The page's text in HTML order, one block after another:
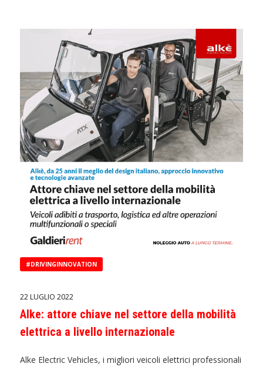
#DRIVINGINNOVATION
22 LUGLIO 2022
Alke: attore chiave nel settore della mobilità
elettrica a livello internazionale
Alke Electric Vehicles, i migliori veicoli elettrici professionali